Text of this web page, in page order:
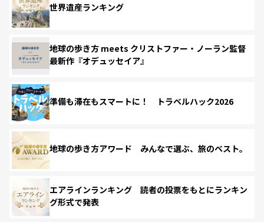
世界遺産ランキング
地球の歩き方 meets クリストファー・ノーラン監督
最新作『オデュッセイア』
準備も滞在もスマートに！ トラベルハック2026
地球の歩き方アワード みんなで選ぶ、旅のベスト。
エアラインランキング 読者の投票をもとにランキン
グ形式で発表